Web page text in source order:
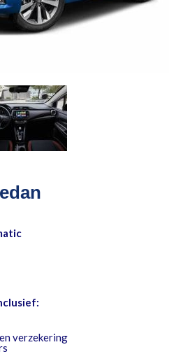
verzekering